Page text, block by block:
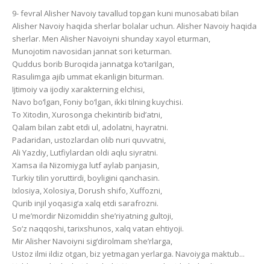
9- fevral Alisher Navoiy tavallud topgan kuni munosabati bilan
Alisher Navoiy haqida sherlar bolalar uchun. Alisher Navoiy haqida
sherlar. Men Alisher Navoiyni shunday xayol eturman,
Munojotim navosidan jannat sori keturman.
Quddus borib Buroqida jannatga ko‘tarilgan,
Rasulimga ajib ummat ekanligin biturman.
Ijtimoiy va ijodiy xarakterning elchisi,
Navo bo‘lgan, Foniy bo‘lgan, ikki tilning kuychisi.
To Xitodin, Xurosonga chekintirib bid’atni,
Qalam bilan zabt etdi ul, adolatni, hayratni.
Padaridan, ustozlardan olib nuri quvvatni,
Ali Yazdiy, Lutfiylardan oldi aqlu siyratni.
Xamsa ila Nizomiyga lutf aylab panjasin,
Turkiy tilin yoruttirdi, boyligini qanchasin.
Ixlosiya, Xolosiya, Dorush shifo, Xuffozni,
Qurib injil yoqasig‘a xalq etdi sarafrozni.
U me’mordir Nizomiddin she’riyatning gultoji,
So‘z naqqoshi, tarixshunos, xalq vatan ehtiyoji.
Mir Alisher Navoiyni sig‘dirolmam she’rlarga,
Ustoz ilmi ildiz otgan, biz yetmagan yerlarga. Navoiyga maktub...